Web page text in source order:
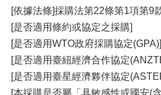
[依據法條]採購法第22條第1項第9
[是否適用條約或協定之採購]
[是否適用WTO政府採購協定
[是否適用臺紐經濟合作協定
[是否適用臺星經濟夥伴協定
[本採購是否屬「具敏感性或國安(